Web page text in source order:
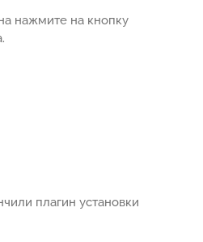
нажмите на кнопку
плагин установки